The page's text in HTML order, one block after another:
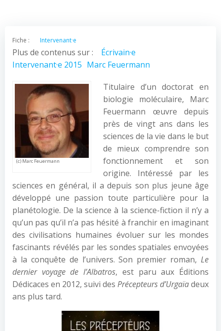
Fiche : Intervenant·e
Plus de contenus sur :
Écrivain·e
Intervenant·e 2015 Marc Feuermann
(c) Marc Feuermann
Titulaire d’un doctorat en
biologie moléculaire, Marc
Feuermann œuvre depuis
près de vingt ans dans les
sciences de la vie dans le but
de mieux comprendre son
fonctionnement et son
origine. Intéressé par les
sciences en général, il a depuis son plus jeune âge
développé une passion toute particulière pour la
planétologie. De la science à la science-fiction il n’y a
qu’un pas qu’il n’a pas hésité à franchir en imaginant
des civilisations humaines évoluer sur les mondes
fascinants révélés par les sondes spatiales envoyées
à la conquête de l’univers. Son premier roman, Le
dernier voyage de l’Albatros, est paru aux Éditions
Dédicaces en 2012, suivi des Précepteurs d’Urgaïadeux
ans plus tard.